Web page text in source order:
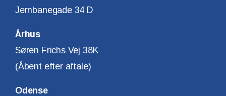
Jernbanegade 34 D
Århus
Søren Frichs Vej 38K
(Åbent efter aftale)
Odense